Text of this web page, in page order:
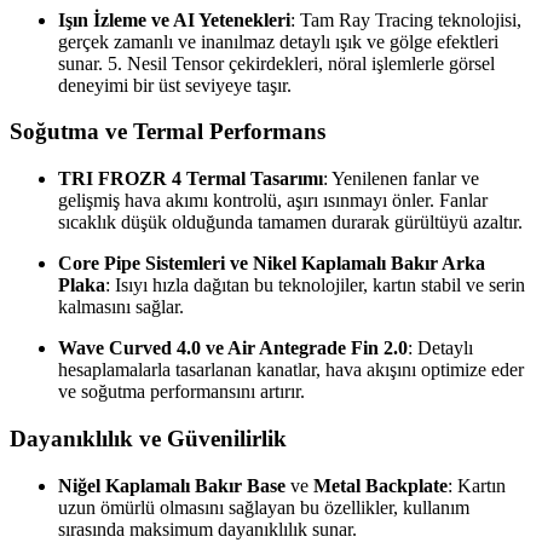
Işın İzleme ve AI Yetenekleri: Tam Ray Tracing teknolojisi,
gerçek zamanlı ve inanılmaz detaylı ışık ve gölge efektleri
sunar. 5. Nesil Tensor çekirdekleri, nöral işlemlerle görsel
deneyimi bir üst seviyeye taşır.
Soğutma ve Termal Performans
TRI FROZR 4 Termal Tasarımı: Yenilenen fanlar ve
gelişmiş hava akımı kontrolü, aşırı ısınmayı önler. Fanlar
sıcaklık düşük olduğunda tamamen durarak gürültüyü azaltır.
Core Pipe Sistemleri ve Nikel Kaplamalı Bakır Arka
Plaka: Isıyı hızla dağıtan bu teknolojiler, kartın stabil ve serin
kalmasını sağlar.
Wave Curved 4.0 ve Air Antegrade Fin 2.0: Detaylı
hesaplamalarla tasarlanan kanatlar, hava akışını optimize eder
ve soğutma performansını artırır.
Dayanıklılık ve Güvenilirlik
Niğel Kaplamalı Bakır Base ve Metal Backplate: Kartın
uzun ömürlü olmasını sağlayan bu özellikler, kullanım
sırasında maksimum dayanıklılık sunar.